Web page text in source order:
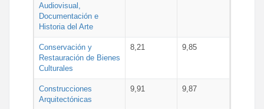
Audiovisual,
Documentación e
Historia del Arte
Conservación y
Restauración de Bienes
Culturales
8,21 9,85
Construcciones
Arquitectónicas
9,91 9,87